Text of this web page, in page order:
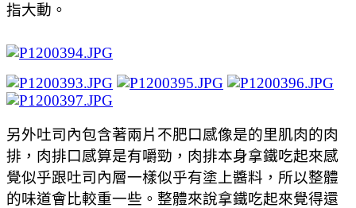
指大動。
另外吐司內包含著兩片不肥口感像是的里肌肉的肉
排，肉排口感算是有嚼勁，肉排本身拿鐵吃起來感
覺似乎跟吐司內層一樣似乎有塗上醬料，所以整體
的味道會比較重一些。整體來說拿鐵吃起來覺得還